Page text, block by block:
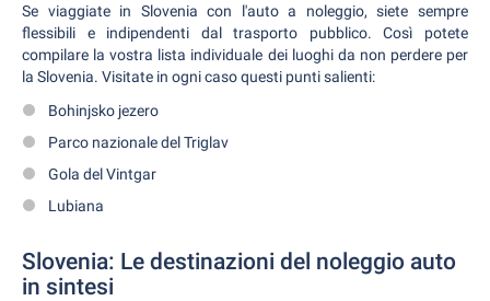
Se viaggiate in Slovenia con l'auto a noleggio, siete sempre
flessibili e indipendenti dal trasporto pubblico. Così potete
compilare la vostra lista individuale dei luoghi da non perdere per
la Slovenia. Visitate in ogni caso questi punti salienti:
Bohinjsko jezero
Parco nazionale del Triglav
Gola del Vintgar
Lubiana
Slovenia: Le destinazioni del noleggio auto
in sintesi